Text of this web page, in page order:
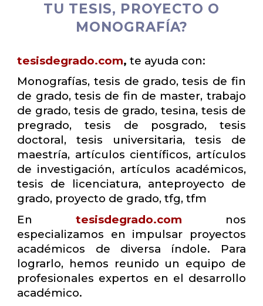
TU TESIS, PROYECTO O
MONOGRAFÍA?
tesisdegrado.com, te ayuda con:
Monografías, tesis de grado, tesis de fin
de grado, tesis de fin de master, trabajo
de grado, tesis de grado, tesina, tesis de
pregrado, tesis de posgrado, tesis
doctoral, tesis universitaria, tesis de
maestría, artículos científicos, artículos
de investigación, artículos académicos,
tesis de licenciatura, anteproyecto de
grado, proyecto de grado, tfg, tfm
En tesisdegrado.com nos
especializamos en impulsar proyectos
académicos de diversa índole. Para
lograrlo, hemos reunido un equipo de
profesionales expertos en el desarrollo
académico.